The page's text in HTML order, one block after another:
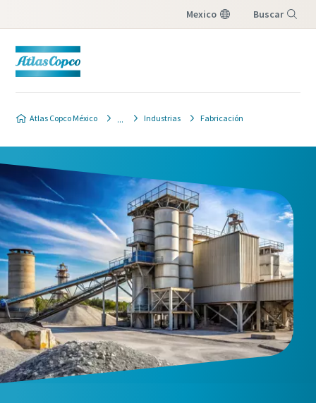
Mexico Buscar
Atlas Copco México Industrias Fabricación